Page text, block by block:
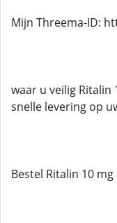
Mijn Threema-ID:
waar u veilig Ritalin
snelle levering op
Bestel Ritalin 10